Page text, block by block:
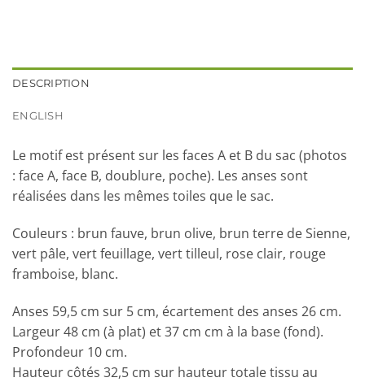
DESCRIPTION
ENGLISH
Le motif est présent sur les faces A et B du sac (photos
: face A, face B, doublure, poche). Les anses sont
réalisées dans les mêmes toiles que le sac.
Couleurs : brun fauve, brun olive, brun terre de Sienne,
vert pâle, vert feuillage, vert tilleul, rose clair, rouge
framboise, blanc.
Anses 59,5 cm sur 5 cm, écartement des anses 26 cm.
Largeur 48 cm (à plat) et 37 cm cm à la base (fond).
Profondeur 10 cm.
Hauteur côtés 32,5 cm sur hauteur totale tissu au